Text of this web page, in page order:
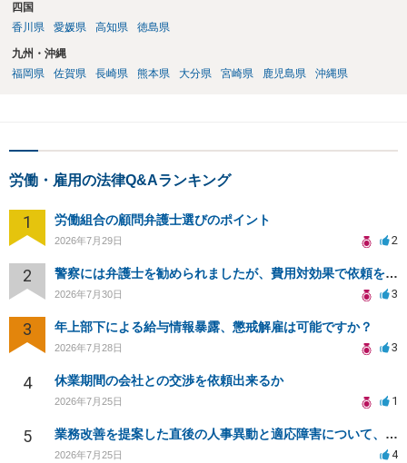
四国
香川県
愛媛県 高知県 徳島県
九州・沖縄
福岡県
佐賀県 長崎県 熊本県 大分県 宮崎県 鹿児島県 沖縄県
労働・雇用の法律Q&Aランキング
1 労働組合の顧問弁護士選びのポイント
2026年7月29日 2
2 警察には弁護士を勧められましたが、費用対効果で依頼をすることを躊躇しています。
2026年7月30日 3
3 年上部下による給与情報暴露、懲戒解雇は可能ですか？
2026年7月28日 3
4 休業期間の会社との交渉を依頼出来るか
2026年7月25日 1
5 業務改善を提案した直後の人事異動と適応障害について、法的に問題があるか相談したいです。
2026年7月25日 4